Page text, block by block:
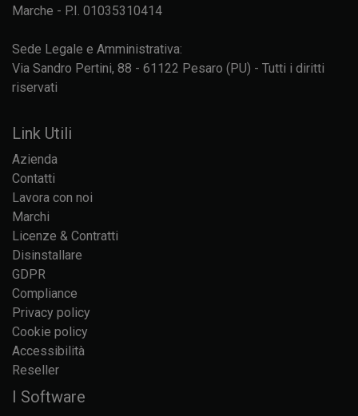
Marche - P.I. 01035310414
Sede Legale e Amministrativa:
Via Sandro Pertini, 88 - 61122 Pesaro (PU) - Tutti i diritti
riservati
Link Utili
Azienda
Contatti
Lavora con noi
Marchi
Licenze & Contratti
Disinstallare
GDPR
Compliance
Privacy policy
Cookie policy
Accessibilità
Reseller
I Software